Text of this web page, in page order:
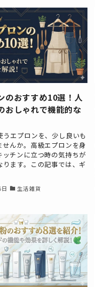
のおすすめ10選！人
おしゃれで機能的な
うエプロンを、少し良いも
せんか。高級エプロンを身
ッチンに立つ時の気持ちが
ります。この記事では、ギ
生活雑貨